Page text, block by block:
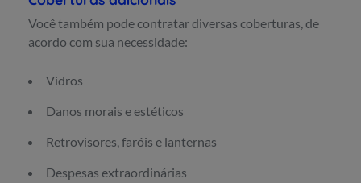
Você também pode contratar diversas coberturas, de
acordo com sua necessidade:
Vidros
Danos morais e estéticos
Retrovisores, faróis e lanternas
Despesas extraordinárias